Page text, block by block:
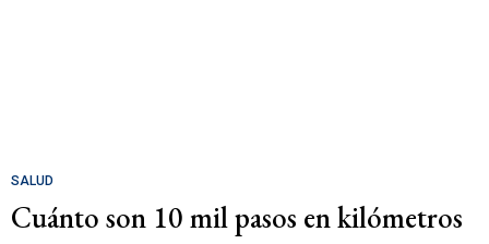
SALUD
Cuánto son 10 mil pasos en kilómetros